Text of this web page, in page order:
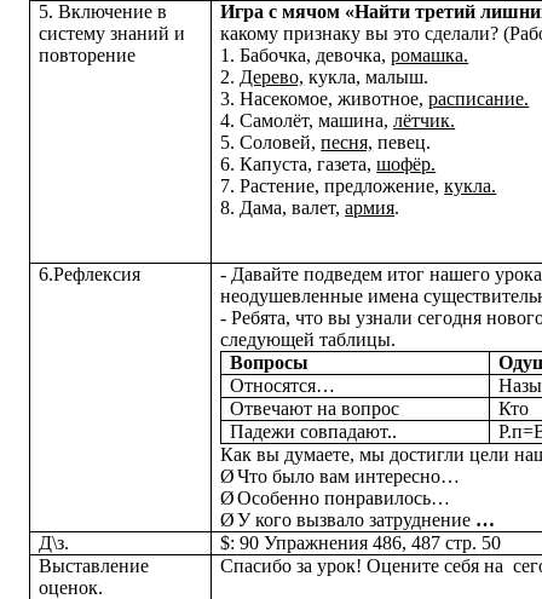
5. Включение в
систему знаний и
повторение
Игра с мячом «Найти третий
какому признаку вы это сделали?
1. Бабочка, девочка,ромашка.
2. Дерево, кукла, малыш.
3. Насекомое, животное,расписание.
4. Самолёт, машина,лётчик.
5. Соловей,песня, певец.
6. Капуста, газета,шофёр.
7. Растение, предложение,кукла.
8. Дама, валет,армия.
6.Рефлексия
- Давайте подведем итог нашего
неодушевленные имена
-Ребята, что вы узнали сегодня
следующей таблицы.
Вопросы
Относятся…
Отвечают на вопрос
Кто
Падежи совпадают..
Как вы думаете, мы достигли цели
ØЧто было вам интересно…
ØОсобенно понравилось…
ØУ кого вызвало затруднение …
Д\з.
$: 90 Упражнения 486, 487 стр. 50
Выставление
оценок.
Спасибо за урок! Оцените себя на